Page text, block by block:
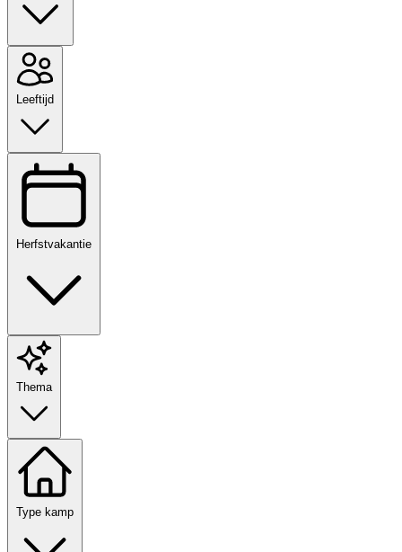
Leeftijd
Herfstvakantie
Thema
Type kamp